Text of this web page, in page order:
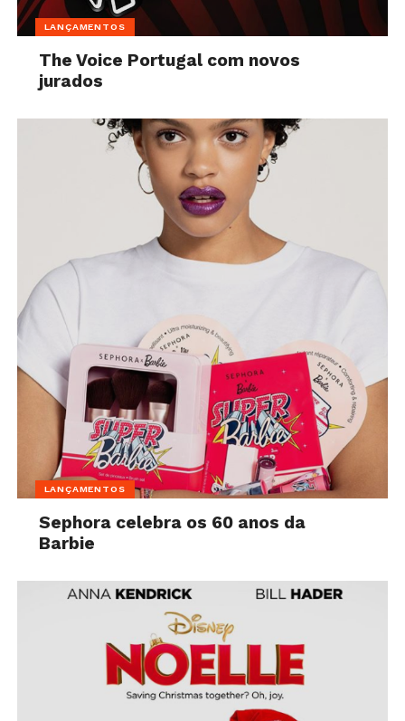
LANÇAMENTOS
The Voice Portugal com novos
jurados
LANÇAMENTOS
Sephora celebra os 60 anos da
Barbie